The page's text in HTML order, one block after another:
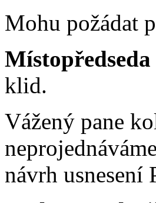
Mohu požádat
klid.
Vážený pane
návrh usnesení